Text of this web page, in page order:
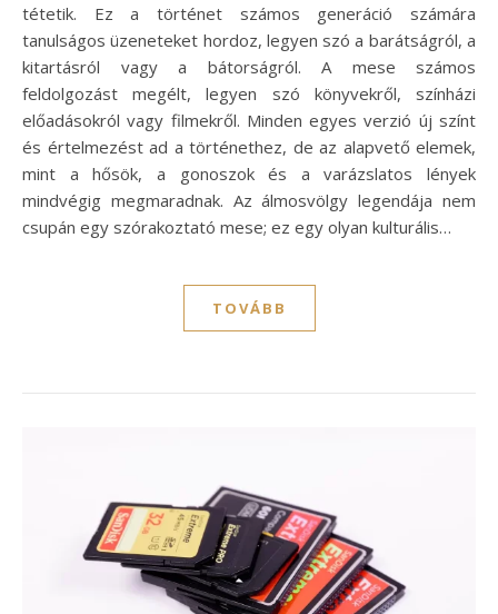
tétetik. Ez a történet számos generáció számára
tanulságos üzeneteket hordoz, legyen szó a barátságról, a
kitartásról vagy a bátorságról. A mese számos
feldolgozást megélt, legyen szó könyvekről, színházi
előadásokról vagy filmekről. Minden egyes verzió új színt
és értelmezést ad a történethez, de az alapvető elemek,
mint a hősök, a gonoszok és a varázslatos lények
mindvégig megmaradnak. Az álmosvölgy legendája nem
csupán egy szórakoztató mese; ez egy olyan kulturális…
TOVÁBB